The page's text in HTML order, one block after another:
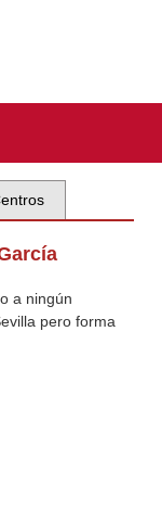
a ningún
pero forma